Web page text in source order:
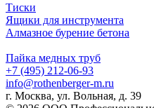
Тиски
Ящики для инструмента
Алмазное бурение бетона
Пайка медных труб
+7 (495) 212-06-93
info@rothenberger-m.ru
г. Москва, ул. Вольная, д. 39